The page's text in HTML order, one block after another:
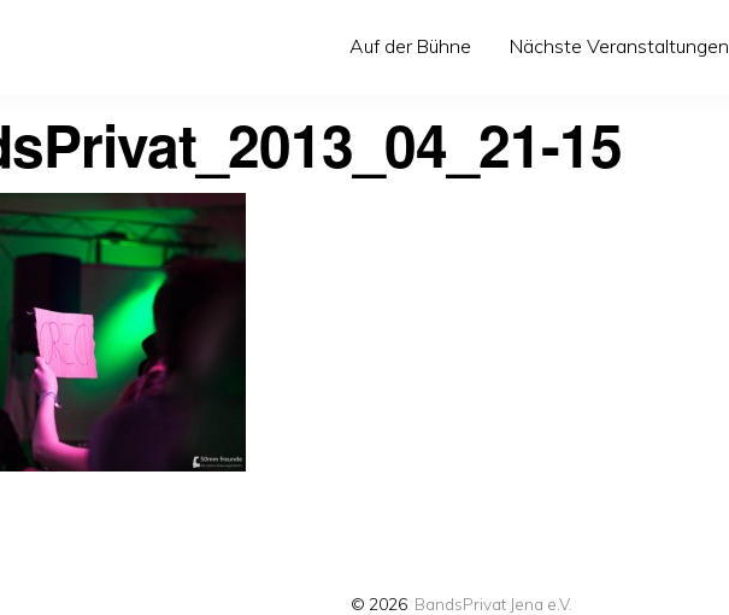
Auf der Bühne Nächste Veranstaltungen
15
© 2026 BandsPrivat Jena e.V.